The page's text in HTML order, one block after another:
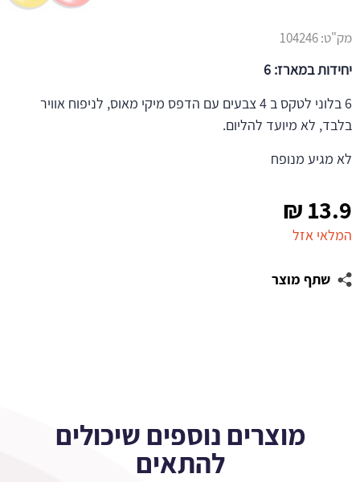
13.9
₪
המלאי אזל
שתף מוצר
מק"ט:104246
יחידות במארז: 6
6 בלוני לטקס ב 4 צבעים עם הדפס מיקי מאוס, לניפוח אוויר
בלבד, לא מיועד להליום.
לא מגיע מנופח
מוצרים נוספים שיכולים
להתאים